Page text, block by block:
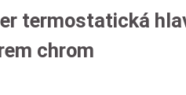
termostatická
chrom